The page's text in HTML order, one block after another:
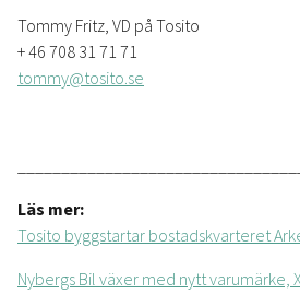
Tommy Fritz, VD på Tosito
+ 46 708 31 71 71
tommy@tosito.se
Läs mer:
Tosito byggstartar bostadskvarteret
Nybergs Bil växer med nytt varumärke,